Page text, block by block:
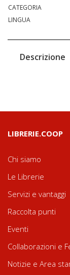
CATEGORIA
LINGUA
Descrizione
LIBRERIE.COOP
Chi siamo
Le Librerie
Servizi e vantaggi
Raccolta punti
Eventi
Collaborazioni e
Notizie e Area